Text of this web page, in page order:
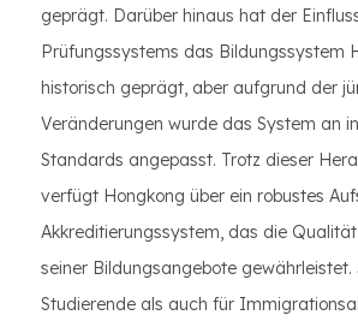
geprägt. Darüber hinaus hat der
Prüfungssystems das Bildungssystem
historisch geprägt, aber aufgrund der
Veränderungen wurde das System an
Standards angepasst. Trotz dieser
verfügt Hongkong über ein robustes
Akkreditierungssystem, das die
seiner Bildungsangebote gewährleistet.
Studierende als auch für